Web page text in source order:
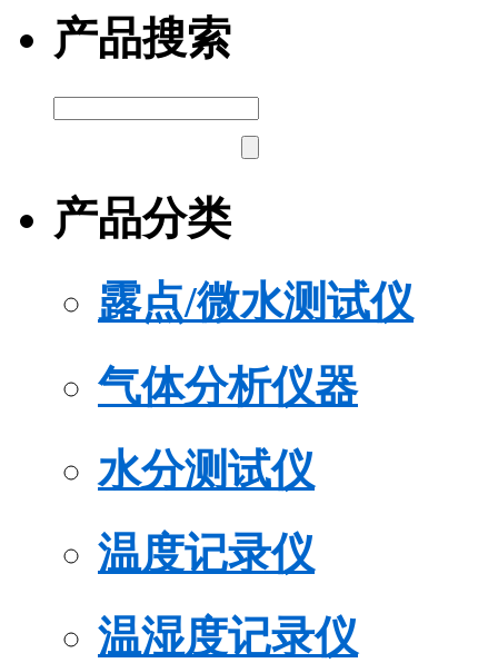
产品搜索
产品分类
露点/微水测试仪
气体分析仪器
水分测试仪
温度记录仪
温湿度记录仪